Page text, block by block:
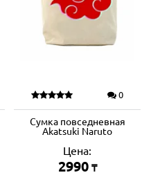
0
Сумка повседневная
Akatsuki Naruto
Цена:
2990 ₸